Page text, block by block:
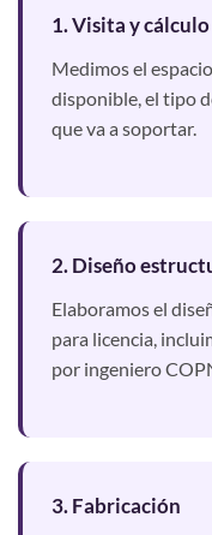
1. Visita y cálculo
Medimos el
disponible, el tipo
que va a soportar.
2. Diseño
Elaboramos el
para licencia,
por ingeniero
3. Fabricación